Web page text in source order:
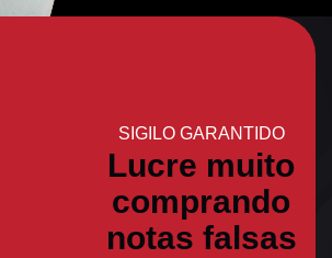
SIGILO GARANTIDO
Lucre muito
comprando
notas falsas